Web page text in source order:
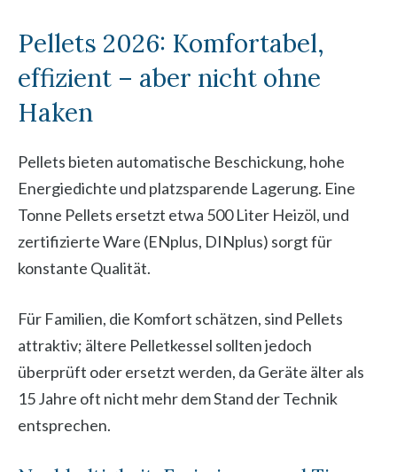
Pellets 2026: Komfortabel,
effizient – aber nicht ohne
Haken
Pellets bieten automatische Beschickung, hohe
Energiedichte und platzsparende Lagerung. Eine
Tonne Pellets ersetzt etwa 500 Liter Heizöl, und
zertifizierte Ware (ENplus, DINplus) sorgt für
konstante Qualität.
Für Familien, die Komfort schätzen, sind Pellets
attraktiv; ältere Pelletkessel sollten jedoch
überprüft oder ersetzt werden, da Geräte älter als
15 Jahre oft nicht mehr dem Stand der Technik
entsprechen.